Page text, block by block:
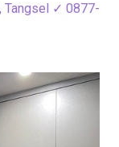
Tangsel ✓ 0877-